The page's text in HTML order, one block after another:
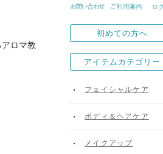
ロマ教
初めての方へ
アイテムカテゴリー
フェイシャルケア
ボディ＆ヘアケア
メイクアップ